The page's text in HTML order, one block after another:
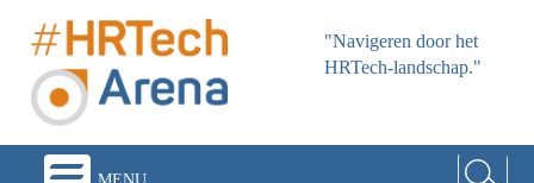
"Navigeren door het
HRTech-landschap."
menu